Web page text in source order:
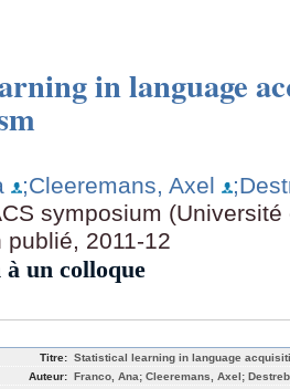
in language
;Cleeremans, Axel
symposium
publié, 2011-12
un colloque
Titre: Statistical learning in language
Auteur: Franco, Ana; Cleeremans, Axel;